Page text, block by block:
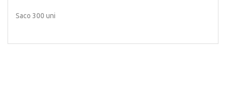
Saco 300 uni